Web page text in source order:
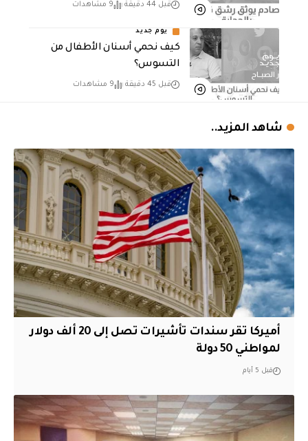
قبل 44 دقيقة 9 مشاهدات
يوم جديد
كيف نحمي أسنان الأطفال من
التسوس؟
قبل 45 دقيقة 9 مشاهدات
شاهد المزيد..
أميركا تقر سندات تأشيرات تصل إلى 20 ألف دولار
لمواطني 50 دولة
قبل 5 أيام